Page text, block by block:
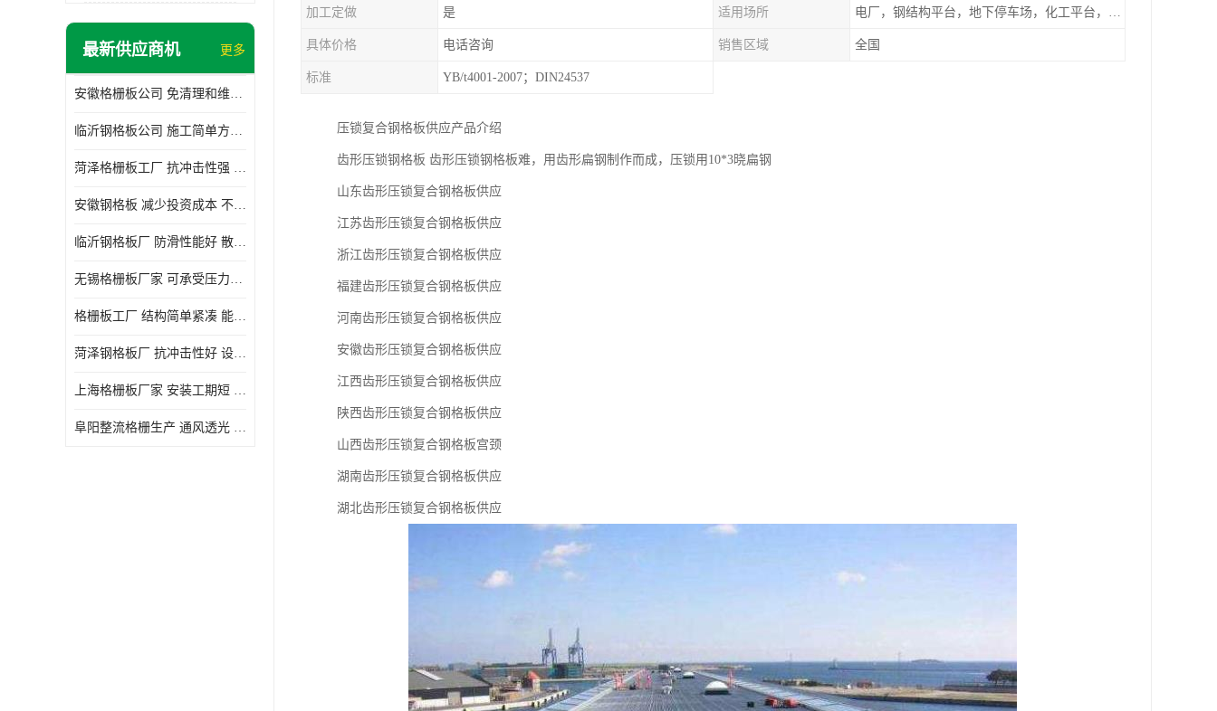
最新供应商机 更多
安徽格栅板公司 免清理和维护 安装需要人工少
临沂钢格板公司 施工简单方便 通风好 减少风阻
菏泽格栅板工厂 抗冲击性强 安装需要人工少
安徽钢格板 减少投资成本 不用清洗和维护
临沂钢格板厂 防滑性能好 散热防爆效果好
无锡格栅板厂家 可承受压力强 安装需要人工少
格栅板工厂 结构简单紧凑 能减少风力破坏
菏泽钢格板厂 抗冲击性好 设计规范 通风透光
上海格栅板厂家 安装工期短 通风好 减少风阻
阜阳整流格栅生产 通风透光 免清理和维护
加工定做 是 适用场所 电厂，钢结构平台，地下停车场，化工平台，港口码头
具体价格 电话咨询 销售区域 全国
标准 YB/t4001-2007；DIN24537
压锁复合钢格板供应产品介绍
齿形压锁钢格板 齿形压锁钢格板难，用齿形扁钢制作而成，压锁用10*3晓扁钢
山东齿形压锁复合钢格板供应
江苏齿形压锁复合钢格板供应
浙江齿形压锁复合钢格板供应
福建齿形压锁复合钢格板供应
河南齿形压锁复合钢格板供应
安徽齿形压锁复合钢格板供应
江西齿形压锁复合钢格板供应
陕西齿形压锁复合钢格板供应
山西齿形压锁复合钢格板宫颈
湖南齿形压锁复合钢格板供应
湖北齿形压锁复合钢格板供应